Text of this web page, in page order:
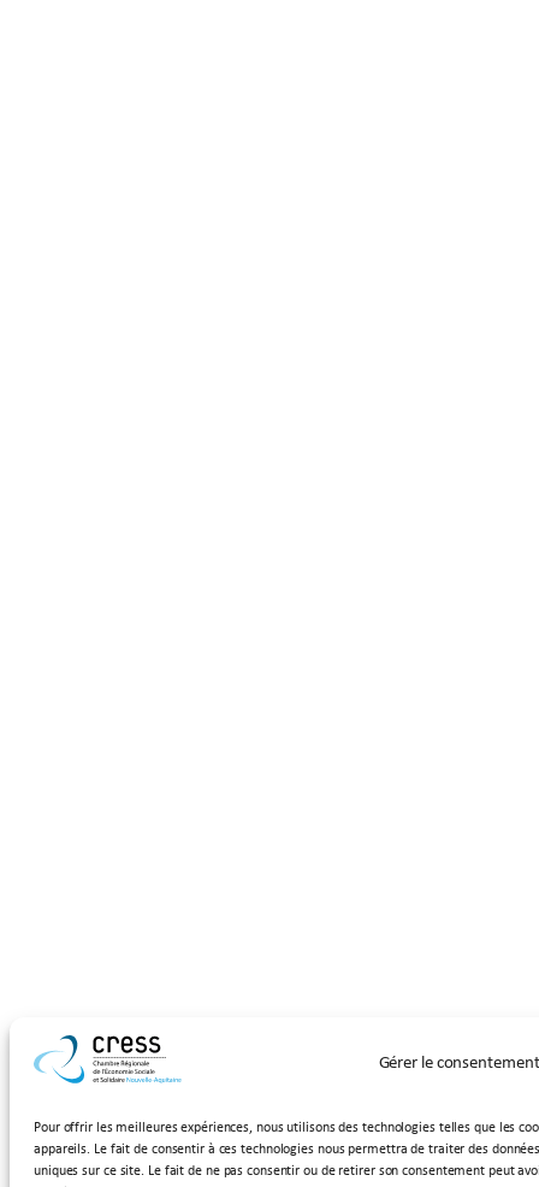
Gérer le consentement
Pour offrir les meilleures expériences, nous utilisons des technologies telles que les
appareils. Le fait de consentir à ces technologies nous permettra de traiter des
uniques sur ce site. Le fait de ne pas consentir ou de retirer son consentement peut